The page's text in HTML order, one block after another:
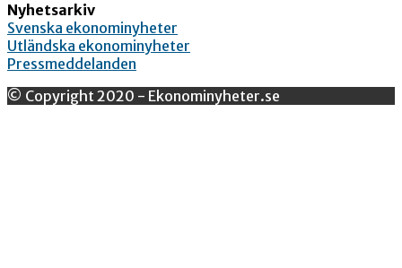
Nyhetsarkiv
Svenska ekonominyheter
Utländska ekonominyheter
Pressmeddelanden
© Copyright 2020 - Ekonominyheter.se